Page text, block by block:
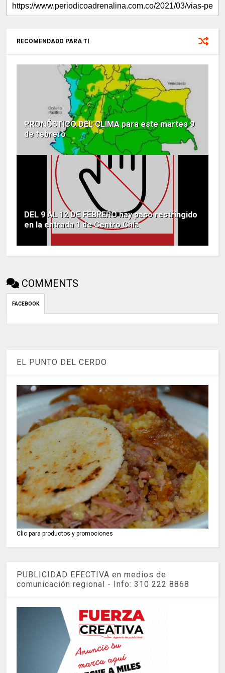
RECOMENDADO PARA TI
PRONÓSTICO DEL CLIMA para este martes 9
de febrero
DEL 9 AL 12 DE FEBRERO hay paso restringido
en la entrada 1 de Centro Chía
COMMENTS
FACEBOOK
EL PUNTO DEL CERDO
Clic para productos y promociones
PUBLICIDAD EFECTIVA en medios de
comunicación regional - Info: 310 222 8868